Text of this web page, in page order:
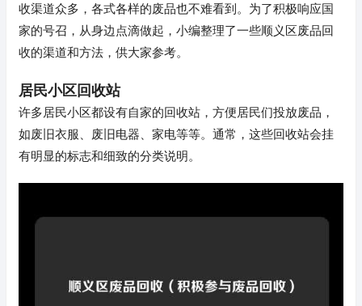
收渠道众多，各式各样的废品也不难看到。为了积极响应国
家的号召，从身边点滴做起，小编整理了一些顺义区废品回
收的渠道和方法，供大家参考。
居民小区回收站
许多居民小区都设有自家的回收站，方便居民们投放废品，
如废旧衣服、废旧电器、家电等等。通常，这些回收站会挂
有明显的标志和细致的分类说明。